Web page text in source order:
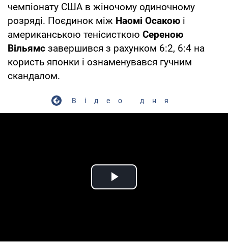
чемпіонату США в жіночому одиночному
розряді. Поєдинок між Наомі Осакою і
американською тенісисткою Сереною
Вільямс завершився з рахунком 6:2, 6:4 на
користь японки і ознаменувався гучним
скандалом.
Відео дня
Play Video